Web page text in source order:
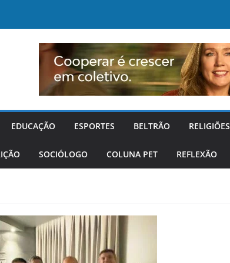
EDUCAÇÃO ESPORTES BELTRÃO RELIGIÕES
SOCIÓLOGO COLUNA PET REFLEXÃO